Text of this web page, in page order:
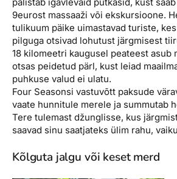
9eurost massaaži või ekskursioone.
tulikuum päike uimastavad turiste,
pilguga otsivad lohutust järgmisest
18 kilomeetri kaugusel peateest asub
otsas peidetud pärl, kust leiad
puhkuse valud ei ulatu.
Four Seasonsi vastuvõtt paksude
vaate hunnitule merele ja summutab
Tere tulemast džunglisse, kus
saavad sinu saatjateks ülim rahu,
Kõlguta jalgu või keset merd